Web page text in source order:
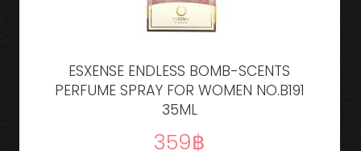
ESXENSE ENDLESS BOMB-SCENTS
PERFUME SPRAY FOR WOMEN NO.B191
35ML
359